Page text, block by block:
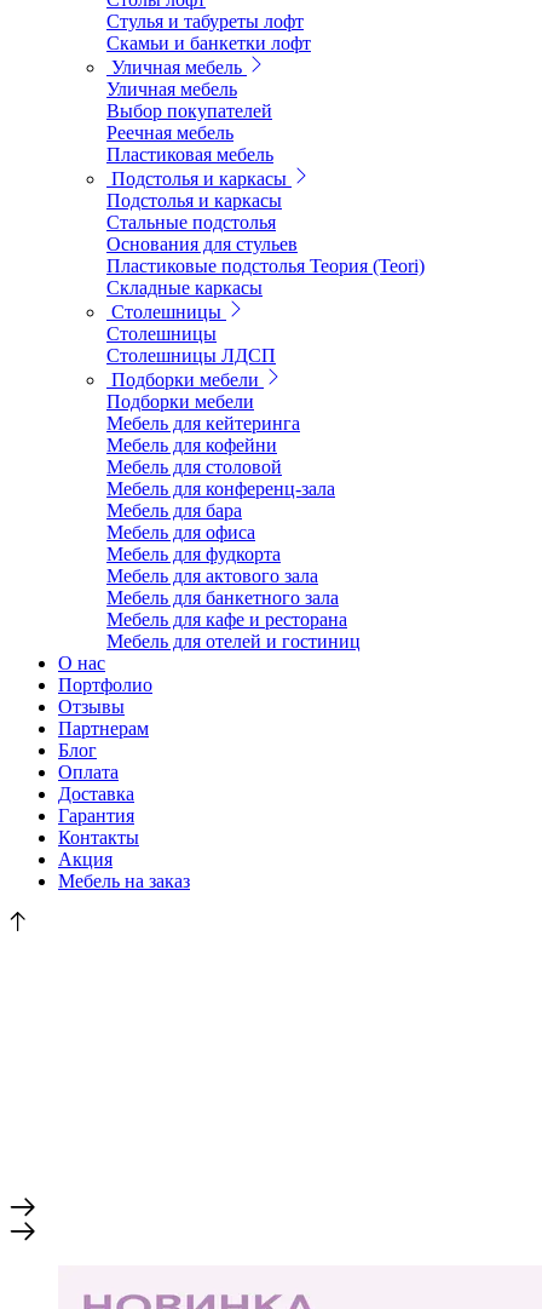
Стулья и табуреты лофт
Скамьи и банкетки лофт
Уличная мебель
Уличная мебель
Выбор покупателей
Реечная мебель
Пластиковая мебель
Подстолья и каркасы
Подстолья и каркасы
Стальные подстолья
Основания для стульев
Пластиковые подстолья Теория (Teori)
Складные каркасы
Столешницы
Столешницы
Столешницы ЛДСП
Подборки мебели
Подборки мебели
Мебель для кейтеринга
Мебель для кофейни
Мебель для столовой
Мебель для конференц-зала
Мебель для бара
Мебель для офиса
Мебель для фудкорта
Мебель для актового зала
Мебель для банкетного зала
Мебель для кафе и ресторана
Мебель для отелей и гостиниц
О нас
Портфолио
Отзывы
Партнерам
Блог
Оплата
Доставка
Гарантия
Контакты
Акция
Мебель на заказ